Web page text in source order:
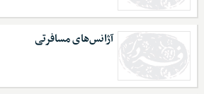
آژانس‌های مسافرتی